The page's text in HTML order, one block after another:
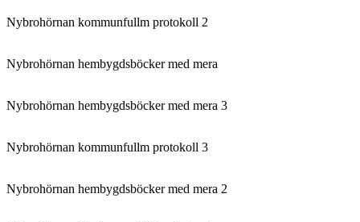
Nybrohörnan kommunfullm protokoll 2
Nybrohörnan hembygdsböcker med mera
Nybrohörnan hembygdsböcker med mera 3
Nybrohörnan kommunfullm protokoll 3
Nybrohörnan hembygdsböcker med mera 2